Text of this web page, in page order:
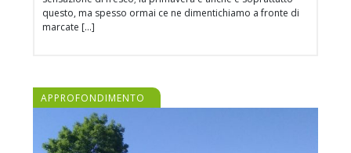
questo, ma spesso ormai ce ne dimentichiamo a fronte di
marcate […]
APPROFONDIMENTO